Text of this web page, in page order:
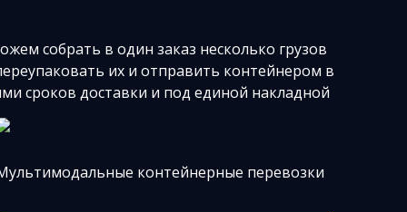
собрать в один заказ несколько грузов
их и отправить контейнером в
сроков доставки и под единой накладной
контейнерные перевозки